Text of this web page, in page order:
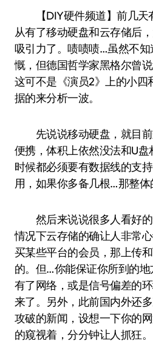
【DIY硬件频道】前几天
从有了移动硬盘和云存储后
吸引力了。啧啧啧…虽然不
慨，但德国哲学家黑格尔曾
这可不是《演员2》上的小四
据的来分析一波。
先说说移动硬盘，就目前
便携，体积上依然没法和U
时候都必须要有数据线的支
用，如果你多备几根…那整体
然后来说说很多人看好的
情况下云存储的确让人非常
买某些平台的会员，那上传
的。但…你能保证你所到的
有了网络，或是信号偏差的
来了。另外，此前国内外还
攻破的新闻，设想一下你的
的窥视着，分分钟让人抓狂。